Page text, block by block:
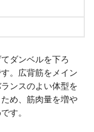
ダンベルを下ろ
。広背筋をメイン
ンスのよい体型を
め、筋肉量を増や
す。